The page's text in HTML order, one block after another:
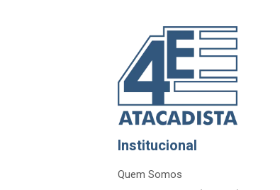
Institucional
Quem Somos